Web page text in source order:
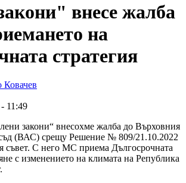
внесе жалба
на
стратегия
11:49
закони“ внесохме жалба до Върховния
(ВАС) срещу Решение № 809/21.10.2022
съвет. С него МС приема Дългосрочната
с изменението на климата на Република